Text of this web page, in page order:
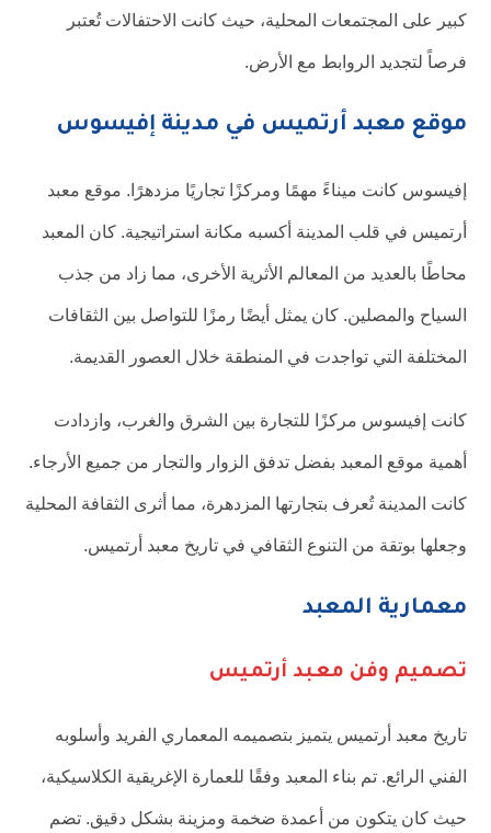
كبير على المجتمعات المحلية، حيث كانت الاحتفالات تُعتبر
فرصاً لتجديد الروابط مع الأرض.
موقع معبد أرتميس في مدينة إفيسوس
إفيسوس كانت ميناءً مهمًا ومركزًا تجاريًا مزدهرًا. موقع معبد
أرتميس في قلب المدينة أكسبه مكانة استراتيجية. كان المعبد
محاطًا بالعديد من المعالم الأثرية الأخرى، مما زاد من جذب
السياح والمصلين. كان يمثل أيضًا رمزًا للتواصل بين الثقافات
المختلفة التي تواجدت في المنطقة خلال العصور القديمة.
كانت إفيسوس مركزًا للتجارة بين الشرق والغرب، وازدادت
أهمية موقع المعبد بفضل تدفق الزوار والتجار من جميع الأرجاء.
كانت المدينة تُعرف بتجارتها المزدهرة، مما أثرى الثقافة المحلية
وجعلها بوتقة من التنوع الثقافي في تاريخ معبد أرتميس.
معمارية المعبد
تصميم وفن معبد أرتميس
تاريخ معبد أرتميس يتميز بتصميمه المعماري الفريد وأسلوبه
الفني الرائع. تم بناء المعبد وفقًا للعمارة الإغريقية الكلاسيكية،
حيث كان يتكون من أعمدة ضخمة ومزينة بشكل دقيق. تضم